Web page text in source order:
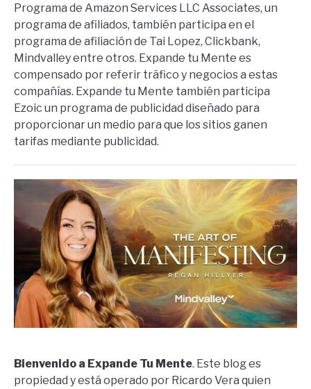
Programa de Amazon Services LLC Associates, un
programa de afiliados, también participa en el
programa de afiliación de Tai Lopez, Clickbank,
Mindvalley entre otros. Expande tu Mente es
compensado por referir tráfico y negocios a estas
compañías. Expande tu Mente también participa
Ezoic un programa de publicidad diseñado para
proporcionar un medio para que los sitios ganen
tarifas mediante publicidad.
Bienvenido a Expande Tu Mente. Este blog es
propiedad y está operado por Ricardo Vera quien